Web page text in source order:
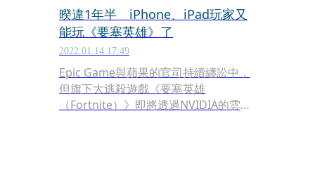
暌違1年半 iPhone、iPad玩家又
能玩《要塞英雄》了
2022.01.14 17:49
Epic Game與蘋果的官司持續纏訟中，
但旗下大逃殺遊戲《要塞英雄
（Fortnite）》即將透過NVIDIA的雲端